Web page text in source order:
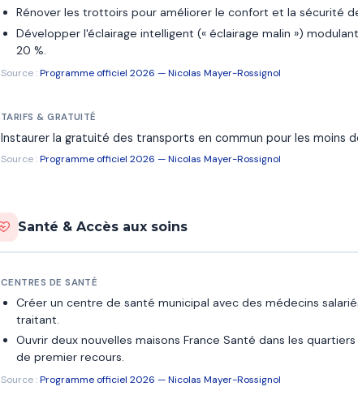
Rénover les trottoirs pour améliorer le confort et la sécurité
Développer l'éclairage intelligent (« éclairage malin »)
20 %.
Source :Programme officiel 2026 — Nicolas Mayer-Rossignol
TARIFS & GRATUITÉ
Instaurer la gratuité des transports en commun pour les moins
Source :Programme officiel 2026 — Nicolas Mayer-Rossignol
Santé & Accès aux soins
CENTRES DE SANTÉ
Créer un centre de santé municipal avec des médecins
traitant.
Ouvrir deux nouvelles maisons France Santé dans les
de premier recours.
Source :Programme officiel 2026 — Nicolas Mayer-Rossignol